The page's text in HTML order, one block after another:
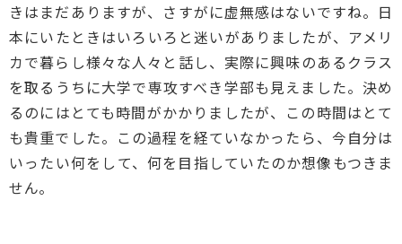
きはまだありますが、さすがに虚無感はないですね。日
本にいたときはいろいろと迷いがありましたが、アメリ
カで暮らし様々な人々と話し、実際に興味のあるクラス
を取るうちに大学で専攻すべき学部も見えました。決め
るのにはとても時間がかかりましたが、この時間はとて
も貴重でした。この過程を経ていなかったら、今自分は
いったい何をして、何を目指していたのか想像もつきま
せん。